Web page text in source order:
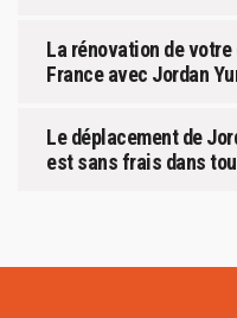
La rénovation de votre
France avec Jordan
Le déplacement de
est sans frais dans